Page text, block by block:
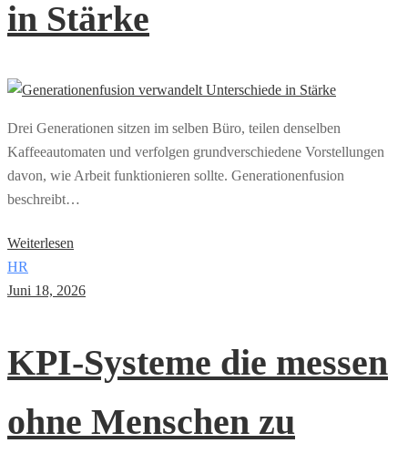
in Stärke
Drei Generationen sitzen im selben Büro, teilen denselben
Kaffeeautomaten und verfolgen grundverschiedene Vorstellungen
davon, wie Arbeit funktionieren sollte. Generationenfusion
beschreibt…
Weiterlesen
HR
Juni 18, 2026
KPI-Systeme die messen
ohne Menschen zu